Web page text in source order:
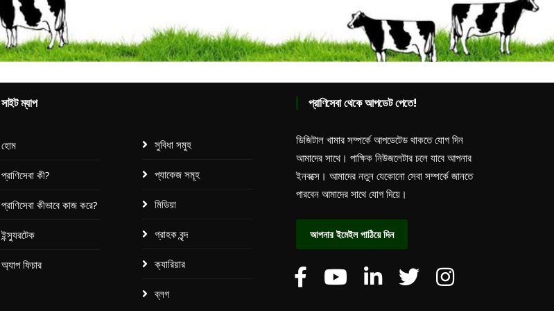
সাইট ম্যাপ
হোম
প্রাণিসেবা কী?
প্রাণিসেবা কীভাবে কাজ করে?
ইন্স্যুরটেক
অ্যাপ ফিচার
সুবিধা সমুহ
প্যাকেজ সমূহ​
মিডিয়া
গ্রাহক বৃন্দ
ক্যারিয়ার
ব্লগ
প্রাণিসেবা থেকে আপডেট পেতে!
ডিজিটাল খামার সম্পর্কে আপডেটেড থাকতে যোগ দিন
আমাদের সাথে। পাক্ষিক নিউজলেটার চলে যাবে আপনার
ইনবক্সে। আমাদের নতুন যেকোনো সেবা সম্পর্কে জানতে
পারবেন আমাদের সাথে যোগ দিয়ে।
আপনার ইমেইল পাঠিয়ে দিন